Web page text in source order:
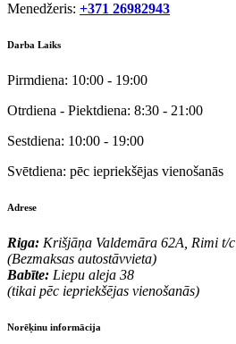
Menedžeris: +371 26982943
Darba Laiks
Pirmdiena: 10:00 - 19:00
Otrdiena - Piektdiena: 8:30 - 21:00
Sestdiena: 10:00 - 19:00
Svētdiena: pēc iepriekšējas vienošanās
Adrese
Riga: Krišjāņa Valdemāra 62A, Rimi t/c
(Bezmaksas autostāvvieta)
Babīte: Liepu aleja 38
(tikai pēc iepriekšējas vienošanās)
Norēķinu informācija